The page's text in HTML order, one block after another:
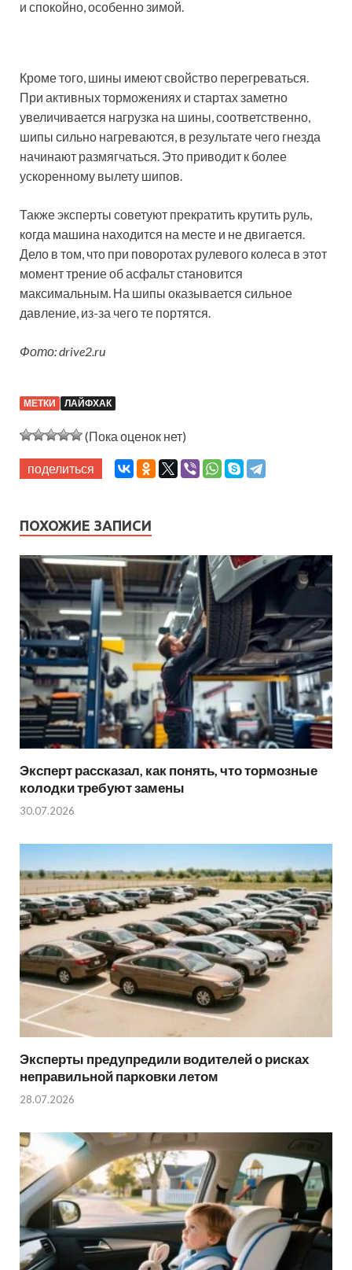
и спокойно, особенно зимой.
Кроме того, шины имеют свойство перегреваться.
При активных торможениях и стартах заметно
увеличивается нагрузка на шины, соответственно,
шипы сильно нагреваются, в результате чего гнезда
начинают размягчаться. Это приводит к более
ускоренному вылету шипов.
Также эксперты советуют прекратить крутить руль,
когда машина находится на месте и не двигается.
Дело в том, что при поворотах рулевого колеса в этот
момент трение об асфальт становится
максимальным. На шипы оказывается сильное
давление, из-за чего те портятся.
Фото: drive2.ru
МЕТКИ ЛАЙФХАК
(Пока оценок нет)
поделиться
ПОХОЖИЕ ЗАПИСИ
Эксперт рассказал, как понять, что тормозные
колодки требуют замены
30.07.2026
Эксперты предупредили водителей о рисках
неправильной парковки летом
28.07.2026